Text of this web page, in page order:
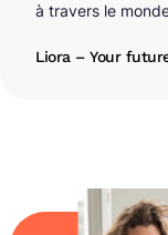
à travers le
Liora – Your